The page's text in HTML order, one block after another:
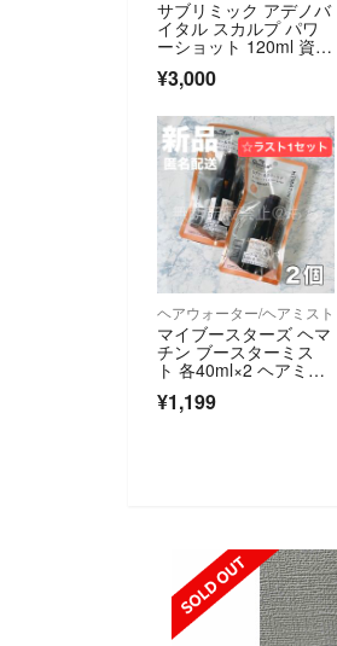
サブリミック アデノバ
イタル スカルプ パワ
ーショット 120ml 資生
堂プロフ
¥3,000
ヘアウォーター/ヘアミスト
マイブースターズ ヘマ
チン ブースターミス
ト 各40ml×2 ヘアミス
¥1,199
SOLD OUT